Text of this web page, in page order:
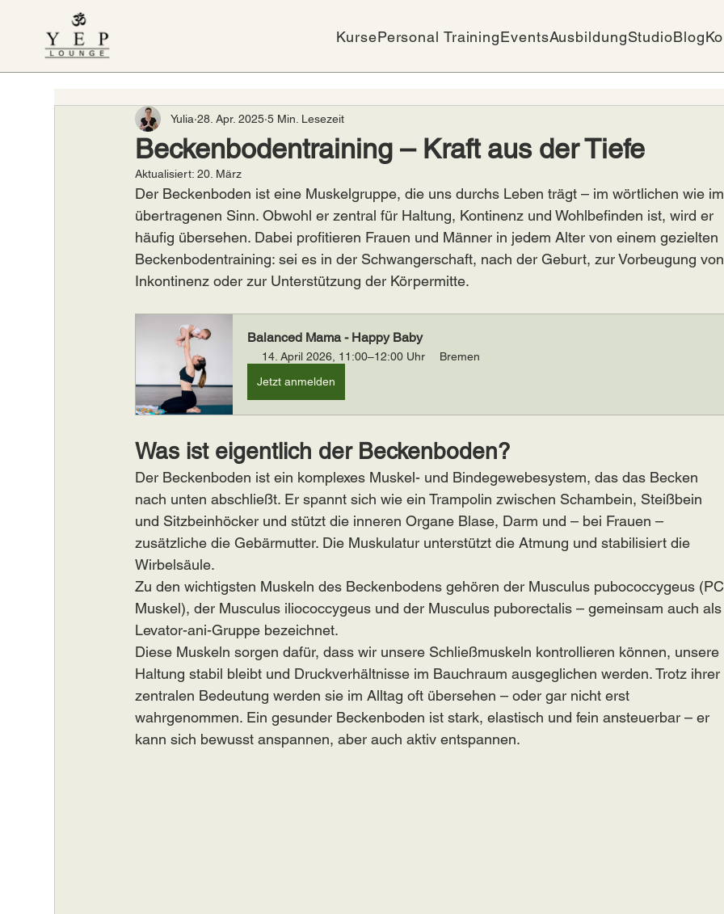
KursePersonal TrainingEventsAusbildungStudioBlog
Beckenbodentraining – Kraft aus der Tiefe
Yulia 28. Apr. 2025 5 Min. Lesezeit
Aktualisiert:20. März
Der Beckenboden ist eine Muskelgruppe, die uns durchs Leben trägt – im wörtlichen wie
übertragenen Sinn. Obwohl er zentral für Haltung, Kontinenz und Wohlbefinden ist, wird er
häufig übersehen. Dabei profitieren Frauen und Männer in jedem Alter von einem gezielten
Beckenbodentraining: sei es in der Schwangerschaft, nach der Geburt, zur Vorbeugung
Inkontinenz oder zur Unterstützung der Körpermitte.
Balanced Mama - Happy Baby
14. April 2026, 11:00–12:00 Uhr
Bremen
Jetzt anmelden
Was ist eigentlich der Beckenboden?
Der Beckenboden ist ein komplexes Muskel- und Bindegewebesystem, das das Becken
nach unten abschließt. Er spannt sich wie ein Trampolin zwischen Schambein, Steißbein
und Sitzbeinhöcker und stützt die inneren Organe Blase, Darm und – bei Frauen –
zusätzliche die Gebärmutter. Die Muskulatur unterstützt die Atmung und stabilisiert die
Wirbelsäule.
Zu den wichtigsten Muskeln des Beckenbodens gehören der Musculus pubococcygeus
Muskel), der Musculus iliococcygeus und der Musculus puborectalis – gemeinsam auch
Levator-ani-Gruppe bezeichnet.
Diese Muskeln sorgen dafür, dass wir unsere Schließmuskeln kontrollieren können, unsere
Haltung stabil bleibt und Druckverhältnisse im Bauchraum ausgeglichen werden. Trotz ihrer
zentralen Bedeutung werden sie im Alltag oft übersehen – oder gar nicht erst
wahrgenommen. Ein gesunder Beckenboden ist stark, elastisch und fein ansteuerbar – er
kann sich bewusst anspannen, aber auch aktiv entspannen.